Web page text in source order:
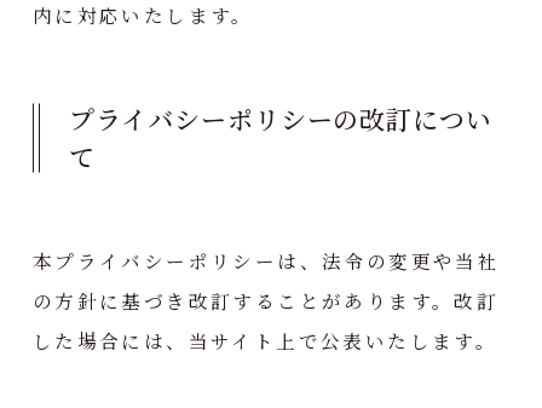
内に対応いたします。
プライバシーポリシーの改訂につい
て
本プライバシーポリシーは、法令の変更や当社
の方針に基づき改訂することがあります。改訂
した場合には、当サイト上で公表いたします。